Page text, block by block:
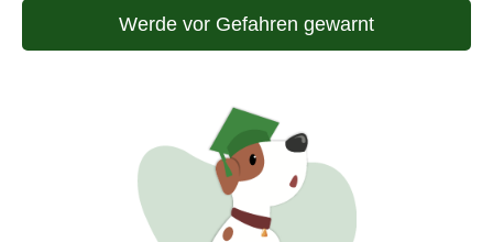
Werde vor Gefahren gewarnt